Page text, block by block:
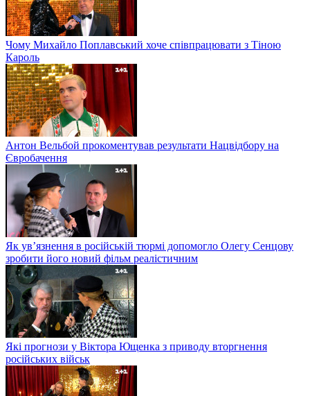
Чому Михайло Поплавський хоче співпрацювати з Тіною
Кароль
Антон Вельбой прокоментував результати Нацвідбору на
Євробачення
Як ув’язнення в російській тюрмі допомогло Олегу Сенцову
зробити його новий фільм реалістичним
Які прогнози у Віктора Ющенка з приводу вторгнення
російських військ